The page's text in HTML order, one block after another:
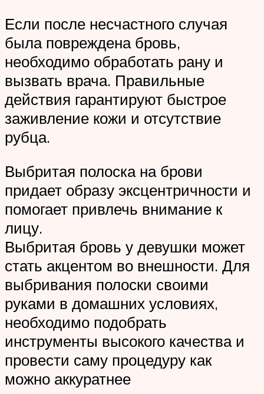
Если после несчастного случая
была повреждена бровь,
необходимо обработать рану и
вызвать врача. Правильные
действия гарантируют быстрое
заживление кожи и отсутствие
рубца.
Выбритая полоска на брови
придает образу эксцентричности и
помогает привлечь внимание к
лицу.
Выбритая бровь у девушки может
стать акцентом во внешности. Для
выбривания полоски своими
руками в домашних условиях,
необходимо подобрать
инструменты высокого качества и
провести саму процедуру как
можно аккуратнее